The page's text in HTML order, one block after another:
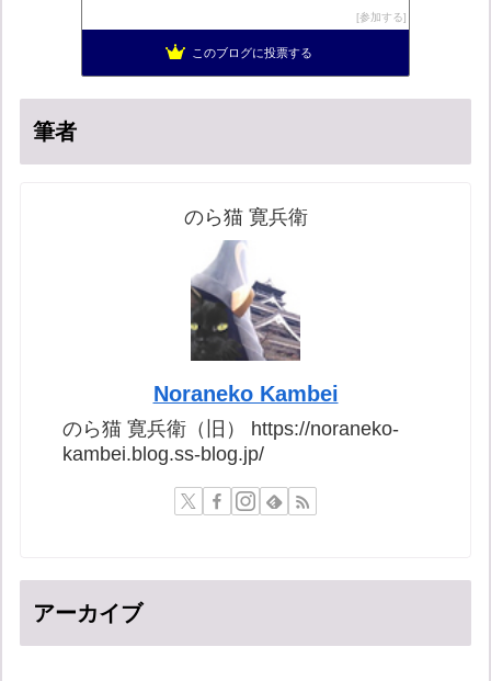
真のジャーナリズムがここにある！
参加する
このブログに投票する
筆者
のら猫 寛兵衛
Noraneko Kambei
のら猫 寛兵衛（旧） https://noraneko-
kambei.blog.ss-blog.jp/
アーカイブ